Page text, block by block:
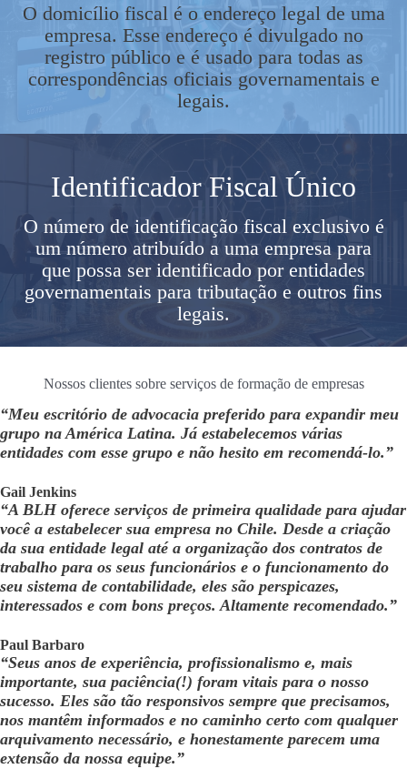
O domicílio fiscal é o endereço legal de uma
empresa. Esse endereço é divulgado no
registro público e é usado para todas as
correspondências oficiais governamentais e
legais.
Identificador Fiscal Único
O número de identificação fiscal exclusivo é
um número atribuído a uma empresa para
que possa ser identificado por entidades
governamentais para tributação e outros fins
legais.
Nossos clientes sobre serviços de formação de empresas
“Meu escritório de advocacia preferido para expandir meu
grupo na América Latina. Já estabelecemos várias
entidades com esse grupo e não hesito em recomendá-lo.”
Gail Jenkins
“A BLH oferece serviços de primeira qualidade para ajudar
você a estabelecer sua empresa no Chile. Desde a criação
da sua entidade legal até a organização dos contratos de
trabalho para os seus funcionários e o funcionamento do
seu sistema de contabilidade, eles são perspicazes,
interessados e com bons preços. Altamente recomendado.”
Paul Barbaro
“Seus anos de experiência, profissionalismo e, mais
importante, sua paciência(!) foram vitais para o nosso
sucesso. Eles são tão responsivos sempre que precisamos,
nos mantêm informados e no caminho certo com qualquer
arquivamento necessário, e honestamente parecem uma
extensão da nossa equipe.”